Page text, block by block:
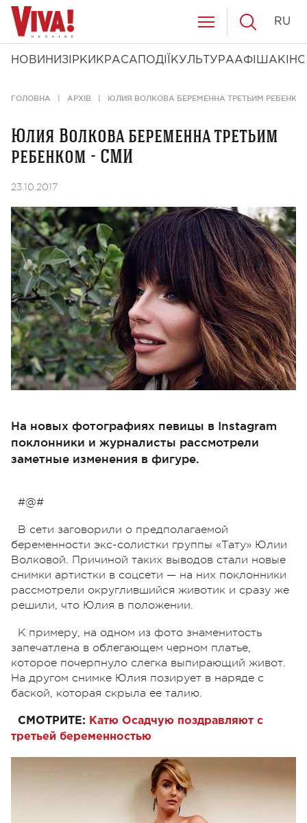
НОВИНИ ЗІРКИ КРАСА ПОДІЇ КУЛЬТУРААФІША КІНО
RU
ГОЛОВНА АРХІВ ЮЛИЯ ВОЛКОВА БЕРЕМЕННА ТРЕТЬИМ
Юлия Волкова беременна третьим
ребенком - СМИ
23.10.2017
На новых фотографиях певицы в Instagram
поклонники и журналисты рассмотрели
заметные изменения в фигуре.
#@#
В сети заговорили о предполагаемой
беременности экс-солистки группы «Тату» Юлии
Волковой. Причиной таких выводов стали новые
снимки артистки в соцсети — на них поклонники
рассмотрели округлившийся животик и сразу же
решили, что Юлия в положении.
К примеру, на одном из фото знаменитость
запечатлена в облегающем черном платье,
которое почерпнуло слегка выпирающий живот.
На другом снимке Юлия позирует в наряде с
баской, которая скрыла ее талию.
СМОТРИТЕ: Катю Осадчую поздравляют с
третьей беременностью